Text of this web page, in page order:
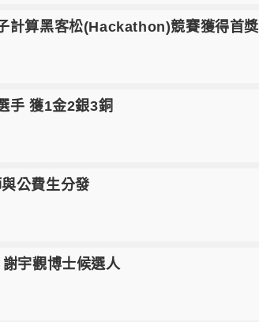
計算黑客松(Hackathon)競賽獲得首獎
手 獲1金2銀3銅
公費生分發
宇觀博士候選人